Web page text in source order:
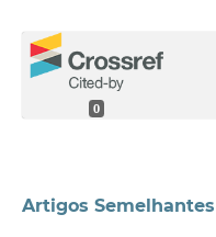
0
Artigos Semelhantes